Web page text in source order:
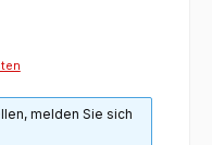
melden Sie sich